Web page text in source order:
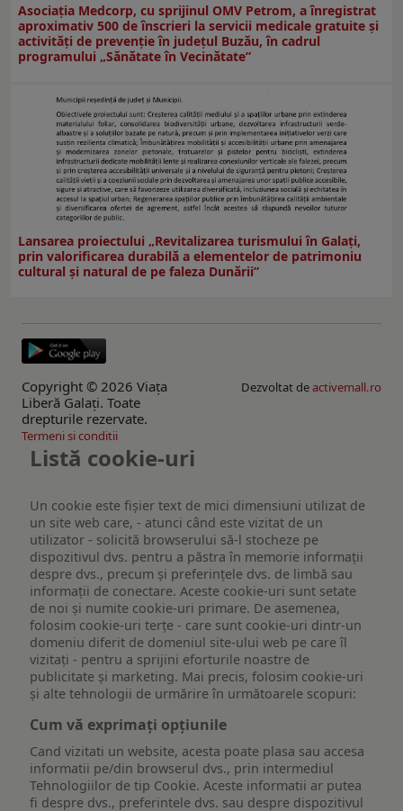
Asociația Medcorp, cu sprijinul OMV Petrom, a înregistrat
aproximativ 500 de înscrieri la servicii medicale gratuite și
activități de prevenție în județul Buzău, în cadrul
programului „Sănătate în Vecinătate”
Lansarea proiectului „Revitalizarea turismului în Galați,
prin valorificarea durabilă a elementelor de patrimoniu
cultural și natural de pe faleza Dunării”
Copyright © 2026 Viaţa
Liberă Galaţi. Toate
drepturile rezervate.
Dezvoltat deactivemall.ro
Termeni si conditii
Listă cookie-uri
Un cookie este fişier text de mici dimensiuni utilizat de
un site web care, - atunci când este vizitat de un
utilizator - solicită browserului să-l stocheze pe
dispozitivul dvs. pentru a păstra în memorie informații
despre dvs., precum și preferințele dvs. de limbă sau
informații de conectare. Aceste cookie-uri sunt setate
de noi și numite cookie-uri primare. De asemenea,
folosim cookie-uri terțe - care sunt cookie-uri dintr-un
domeniu diferit de domeniul site-ului web pe care îl
vizitați - pentru a sprijini eforturile noastre de
publicitate și marketing. Mai precis, folosim cookie-uri
și alte tehnologii de urmărire în următoarele scopuri:
Cum vă exprimați opțiunile
Cand vizitati un website, acesta poate plasa sau accesa
informatii pe/din browserul dvs., prin intermediul
Tehnologiilor de tip Cookie. Aceste informatii ar putea
fi despre dvs., preferintele dvs. sau despre dispozitivul